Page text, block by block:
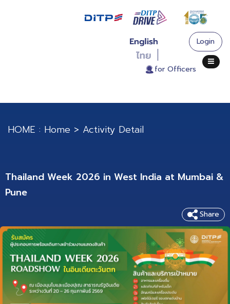
Login
. for Officers
HOME : Home > Activity Detail
Thailand Week 2026 in West India at Mumbai &
Pune
Share